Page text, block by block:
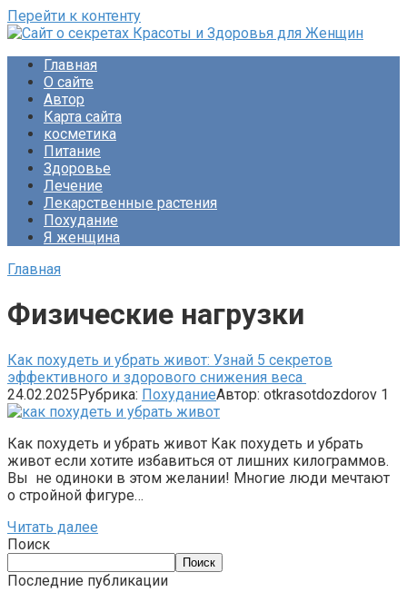
Перейти к контенту
Раскройте тайны ухода за собой, питания и народной
медицины. Советы по похудению и обретению женского
счастья. Будьте прекрасны!
Главная
О сайте
Автор
Карта сайта
косметика
Питание
Здоровье
Лечение
Лекарственные растения
Похудание
Я женщина
Главная
Физические нагрузки
Как похудеть и убрать живот: Узнай 5 секретов
эффективного и здорового снижения веса
24.02.2025Рубрика: ПохуданиеАвтор: otkrasotdozdorov 1
Как похудеть и убрать живот Как похудеть и убрать
живот если хотите избавиться от лишних килограммов.
Вы не одиноки в этом желании! Многие люди мечтают
о стройной фигуре…
Читать далее
Поиск
Поиск
Последние публикации